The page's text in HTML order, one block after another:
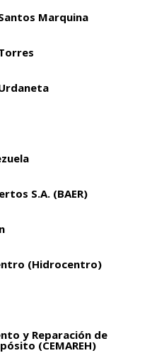
Marquina
S.A. (BAER)
(Hidrocentro)
y Reparación de
(CEMAREH)